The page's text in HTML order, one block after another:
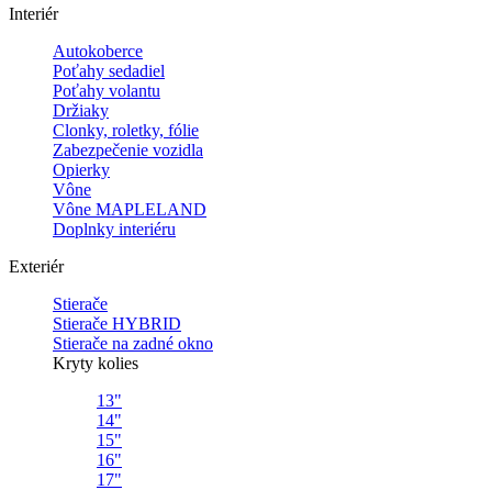
Interiér
Autokoberce
Poťahy sedadiel
Poťahy volantu
Držiaky
Clonky, roletky, fólie
Zabezpečenie vozidla
Opierky
Vône
Vône MAPLELAND
Doplnky interiéru
Exteriér
Stierače
Stierače HYBRID
Stierače na zadné okno
Kryty kolies
13"
14"
15"
16"
17"